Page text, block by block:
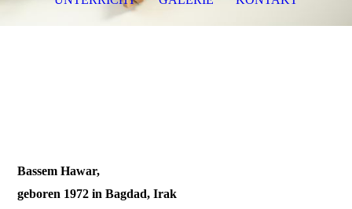
Bassem Hawar,
geboren 1972 in Bagdad, Irak